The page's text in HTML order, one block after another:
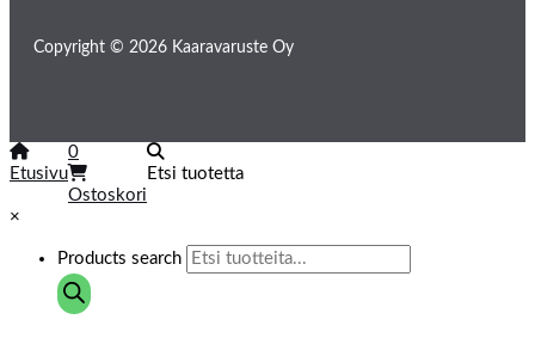
Copyright © 2026 Kaaravaruste Oy
Etusivu
0
Ostoskori
Etsi tuotetta
×
Products search